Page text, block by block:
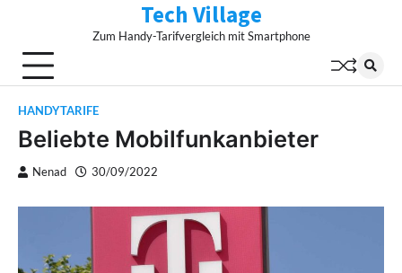
content
Tech Village
Zum Handy-Tarifvergleich mit Smartphone
HANDYTARIFE
Beliebte Mobilfunkanbieter
Nenad 30/09/2022